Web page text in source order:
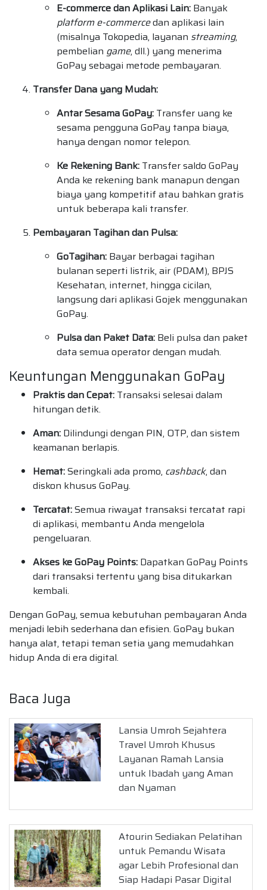
E-commerce dan Aplikasi Lain: Banyak
platform e-commercedan aplikasi lain
(misalnya Tokopedia, layanan streaming,
pembelian game, dll.) yang menerima
GoPay sebagai metode pembayaran.
Transfer Dana yang Mudah:
Antar Sesama GoPay: Transfer uang ke
sesama pengguna GoPay tanpa biaya,
hanya dengan nomor telepon.
Ke Rekening Bank: Transfer saldo GoPay
Anda ke rekening bank manapun dengan
biaya yang kompetitif atau bahkan gratis
untuk beberapa kali transfer.
Pembayaran Tagihan dan Pulsa:
GoTagihan: Bayar berbagai tagihan
bulanan seperti listrik, air (PDAM), BPJS
Kesehatan, internet, hingga cicilan,
langsung dari aplikasi Gojek menggunakan
GoPay.
Pulsa dan Paket Data: Beli pulsa dan paket
data semua operator dengan mudah.
Keuntungan Menggunakan GoPay
Praktis dan Cepat: Transaksi selesai dalam
hitungan detik.
Aman: Dilindungi dengan PIN, OTP, dan sistem
keamanan berlapis.
Hemat:Seringkali ada promo, cashback, dan
diskon khusus GoPay.
Tercatat:Semua riwayat transaksi tercatat rapi
di aplikasi, membantu Anda mengelola
pengeluaran.
Akses ke GoPay Points: Dapatkan GoPay Points
dari transaksi tertentu yang bisa ditukarkan
kembali.
Dengan GoPay, semua kebutuhan pembayaran Anda
menjadi lebih sederhana dan efisien. GoPay bukan
hanya alat, tetapi teman setia yang memudahkan
hidup Anda di era digital.
Baca Juga
Lansia Umroh Sejahtera
Travel Umroh Khusus
Layanan Ramah Lansia
untuk Ibadah yang Aman
dan Nyaman
Atourin Sediakan Pelatihan
untuk Pemandu Wisata
agar Lebih Profesional dan
Siap Hadapi Pasar Digital